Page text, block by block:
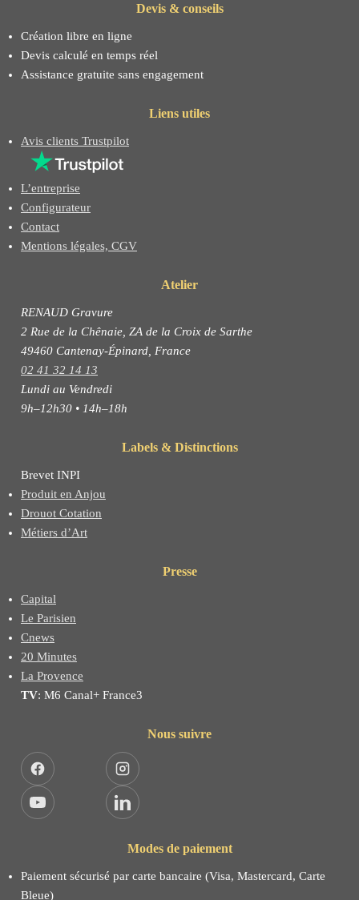
Devis & conseils
Création libre en ligne
Devis calculé en temps réel
Assistance gratuite sans engagement
Liens utiles
Avis clients Trustpilot
L’entreprise
Configurateur
Contact
Mentions légales, CGV
Atelier
RENAUD Gravure
2 Rue de la Chênaie, ZA de la Croix de Sarthe
49460 Cantenay-Épinard, France
02 41 32 14 13
Lundi au Vendredi
9h–12h30 • 14h–18h
Labels & Distinctions
Brevet INPI
Produit en Anjou
Drouot Cotation
Métiers d’Art
Presse
Capital
Le Parisien
Cnews
20 Minutes
La Provence
TV: M6 Canal+ France3
Nous suivre
Facebook Instagram
YouTube LinkedIn
Modes de paiement
Paiement sécurisé par carte bancaire (Visa, Mastercard, Carte
Bleue)